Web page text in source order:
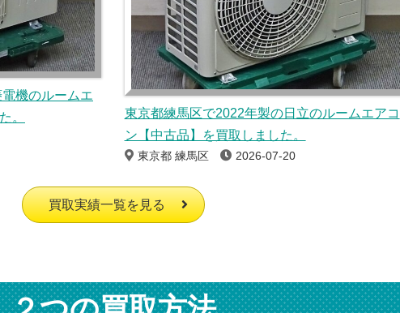
機のルームエ
。
東京都練馬区で2022年製の日立のルームエアコ
ン【中古品】を買取しました。
東京都 練馬区 2026-07-20
買取実績一覧を見る